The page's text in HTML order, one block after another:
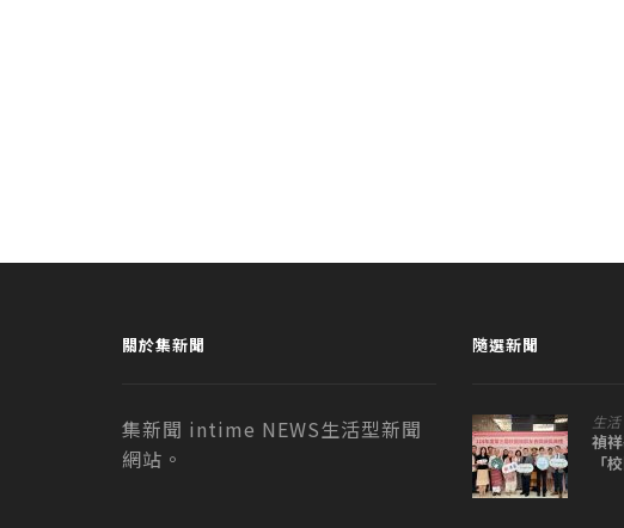
關於集新聞
集新聞 intime NEWS生活型新聞
網站。
隨選新聞
生活
禎
「